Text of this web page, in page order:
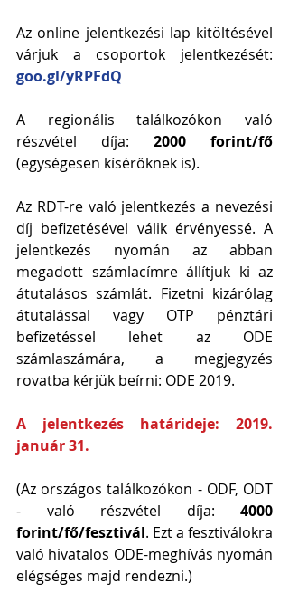
Az online jelentkezési lap kitöltésével
goo.gl/yRPFdQ
A regionális találkozókon való
részvétel díja: 2000 forint/fő
(egységesen kísérőknek is).
Az RDT-re való jelentkezés a nevezési
díj befizetésével válik érvényessé. A
jelentkezés nyomán az abban
megadott számlacímre állítjuk ki az
átutalásos számlát. Fizetni kizárólag
átutalással vagy OTP pénztári
befizetéssel lehet az ODE
számlaszámára, a megjegyzés
rovatba kérjük beírni: ODE 2019.
A jelentkezés határideje: 2019.
január 31.
(Az országos találkozókon - ODF, ODT
- való részvétel díja: 4000
forint/fő/fesztivál. Ezt a fesztiválokra
való hivatalos ODE-meghívás nyomán
elégséges majd rendezni.)